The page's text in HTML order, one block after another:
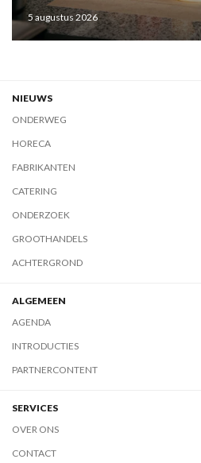
5 augustus 2026
NIEUWS
ONDERWEG
HORECA
FABRIKANTEN
CATERING
ONDERZOEK
GROOTHANDELS
ACHTERGROND
ALGEMEEN
AGENDA
INTRODUCTIES
PARTNERCONTENT
SERVICES
OVER ONS
CONTACT